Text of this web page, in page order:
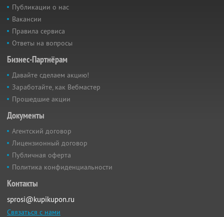
Публикации о нас
Вакансии
Правила сервиса
Ответы на вопросы
Бизнес-Партнёрам
Давайте сделаем акцию!
Заработайте, как Вебмастер
Прошедшие акции
Документы
Агентский договор
Лицензионный договор
Публичная оферта
Политика конфиденциальности
Контакты
sprosi@kupikupon.ru
Связаться с нами